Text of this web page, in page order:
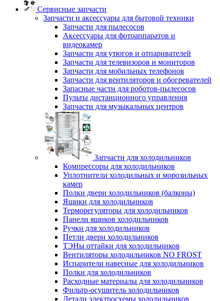
Сервисные запчасти
Запчасти и аксессуары для бытовой техники
Запчасти для пылесосов
Аксессуары для фотоаппаратов и
видеокамер
Запчасти для утюгов и отпаривателей
Запчасти для телевизоров и мониторов
Запчасти для мобильных телефонов
Запчасти для вентиляторов и обогревателей
Запасные части для роботов-пылесосов
Пульты дистанционного управления
Запчасти для музыкальных центров
Запчасти для холодильников
Компрессоры для холодильников
Уплотнители холодильных и морозильных
камер
Полки двери холодильников (балконы)
Ящики для холодильников
Терморегуляторы для холодильников
Панели ящиков холодильников
Ручки для холодильников
Петли двери холодильников
ТЭНы оттайки для холодильников
Вентиляторы холодильников NO FROST
Испарители навесные для холодильников
Полки для холодильников
Расходные материалы для холодильников
Фильтр-осушитель холодильников
Детали электросхемы холодильников